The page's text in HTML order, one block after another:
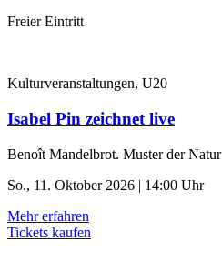
Freier Eintritt
Kulturveranstaltungen, U20
Isabel Pin zeichnet live
Benoît Mandelbrot. Muster der
So., 11. Oktober 2026 | 14:00 Uhr
Mehr erfahren
Tickets kaufen